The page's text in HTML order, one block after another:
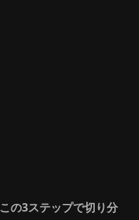
この3ステップで切り分